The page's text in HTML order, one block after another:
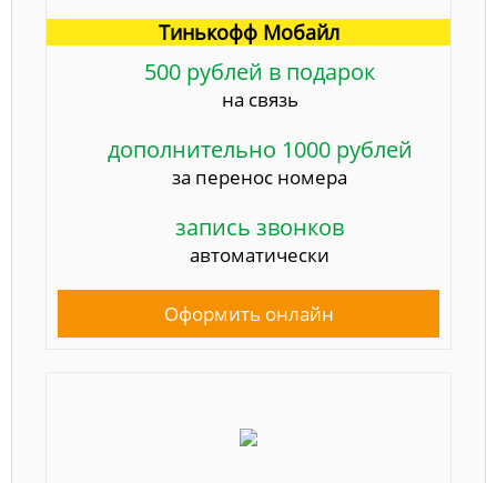
Тинькофф Мобайл
500 рублей в подарок
на связь
дополнительно 1000 рублей
за перенос номера
запись звонков
автоматически
Оформить онлайн